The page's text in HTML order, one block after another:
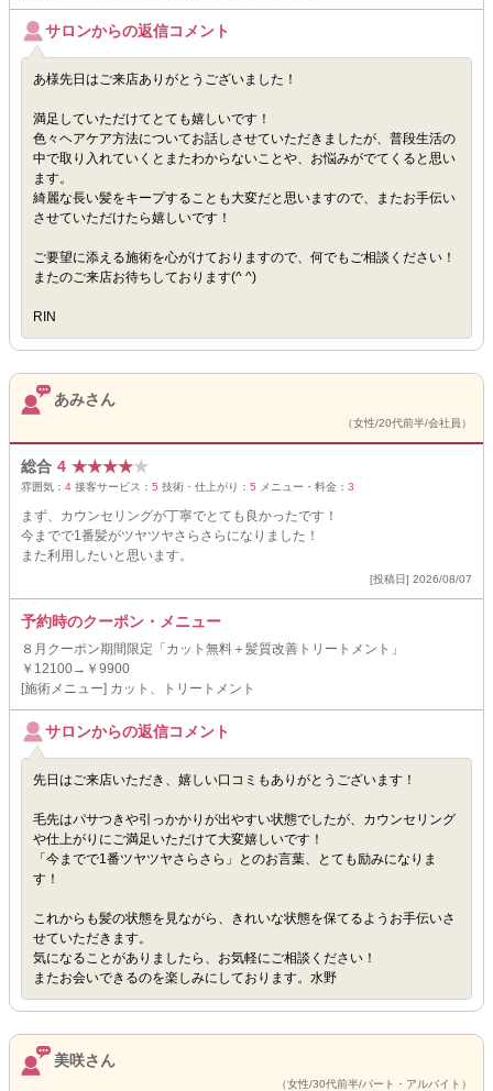
サロンからの返信コメント
あ様先日はご来店ありがとうございました！
満足していただけてとても嬉しいです！
色々ヘアケア方法についてお話しさせていただきましたが、普段生活の
中で取り入れていくとまたわからないことや、お悩みがでてくると思い
ます。
綺麗な長い髪をキープすることも大変だと思いますので、またお手伝い
させていただけたら嬉しいです！
ご要望に添える施術を心がけておりますので、何でもご相談ください！
またのご来店お待ちしております(^ ^)
RIN
あみさん
（女性/20代前半/会社員）
総合 4 ★★★★★
雰囲気： 4 接客サービス： 5 技術・仕上がり： 5 メニュー・料金： 3
まず、カウンセリングが丁寧でとても良かったです！
今までで1番髪がツヤツヤさらさらになりました！
また利用したいと思います。
[投稿日] 2026/08/07
予約時のクーポン・メニュー
８月クーポン期間限定「カット無料＋髪質改善トリートメント」
￥12100→￥9900
[施術メニュー] カット、トリートメント
サロンからの返信コメント
先日はご来店いただき、嬉しい口コミもありがとうございます！
毛先はパサつきや引っかかりが出やすい状態でしたが、カウンセリング
や仕上がりにご満足いただけて大変嬉しいです！
「今までで1番ツヤツヤさらさら」とのお言葉、とても励みになりま
す！
これからも髪の状態を見ながら、きれいな状態を保てるようお手伝いさ
せていただきます。
気になることがありましたら、お気軽にご相談ください！
またお会いできるのを楽しみにしております。水野
美咲さん
（女性/30代前半/パート・アルバイト）